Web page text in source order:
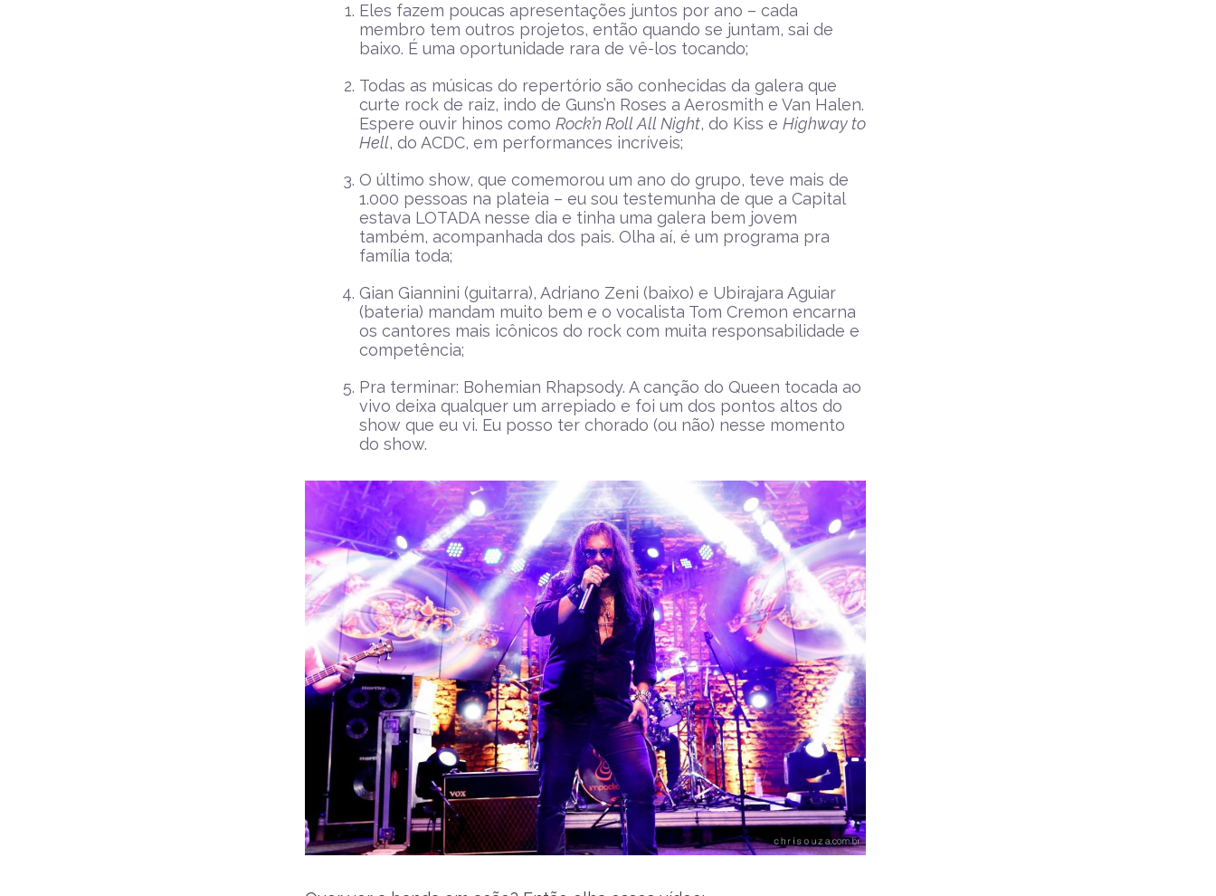
Eles fazem poucas apresentações juntos por ano – cada
membro tem outros projetos, então quando se juntam, sai de
baixo. É uma oportunidade rara de vê-los tocando;
Todas as músicas do repertório são conhecidas da galera que
curte rock de raiz, indo de Guns’n Roses a Aerosmith e Van Halen.
Espere ouvir hinos como Rock’n Roll All Night, do Kiss e Highway to
Hell, do ACDC, em performances incríveis;
O último show, que comemorou um ano do grupo, teve mais de
1.000 pessoas na plateia – eu sou testemunha de que a Capital
estava LOTADA nesse dia e tinha uma galera bem jovem
também, acompanhada dos pais. Olha aí, é um programa pra
família toda;
Gian Giannini (guitarra), Adriano Zeni (baixo) e Ubirajara Aguiar
(bateria) mandam muito bem e o vocalista Tom Cremon encarna
os cantores mais icônicos do rock com muita responsabilidade e
competência;
Pra terminar: Bohemian Rhapsody. A canção do Queen tocada ao
vivo deixa qualquer um arrepiado e foi um dos pontos altos do
show que eu vi. Eu posso ter chorado (ou não) nesse momento
do show.